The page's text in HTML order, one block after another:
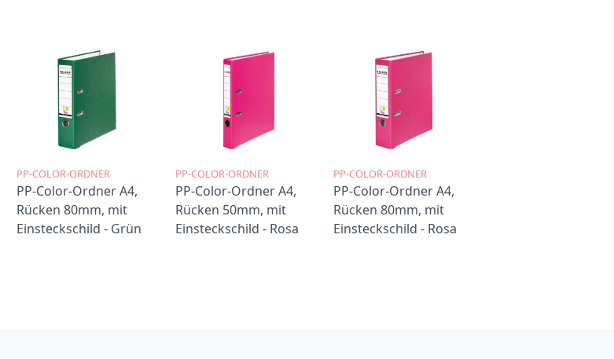
PP-COLOR-ORDNER
PP-Color-Ordner A4,
Rücken 80mm, mit
Einsteckschild - Grün
PP-COLOR-ORDNER
PP-Color-Ordner A4,
Rücken 50mm, mit
Einsteckschild - Rosa
PP-COLOR-ORDNER
PP-Color-Ordner A4,
Rücken 80mm, mit
Einsteckschild - Rosa